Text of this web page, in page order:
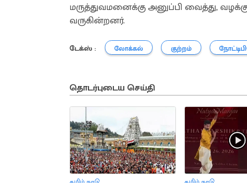
மருத்துவமனைக்கு அனுப்பி வைத்து,
வருகின்றனர்.
டேக்ஸ் : லோக்கல் குற்றம்
தொடர்புடைய செய்தி